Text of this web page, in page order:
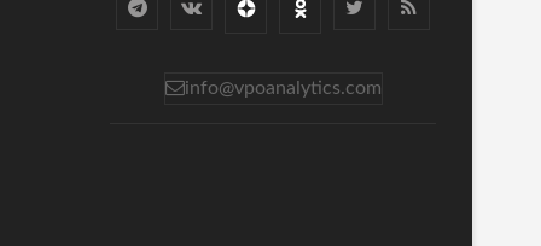
info@vpoanalytics.com